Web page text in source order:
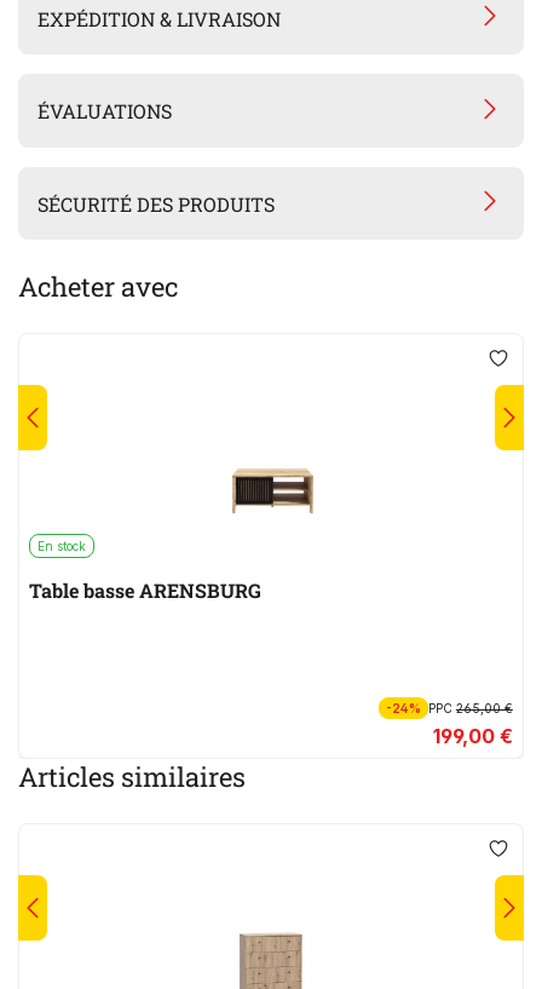
EXPÉDITION & LIVRAISON
ÉVALUATIONS
SÉCURITÉ DES PRODUITS
Acheter avec
En stock
Table basse ARENSBURG
-24% PPC265,00 €
199,00 €
Articles similaires